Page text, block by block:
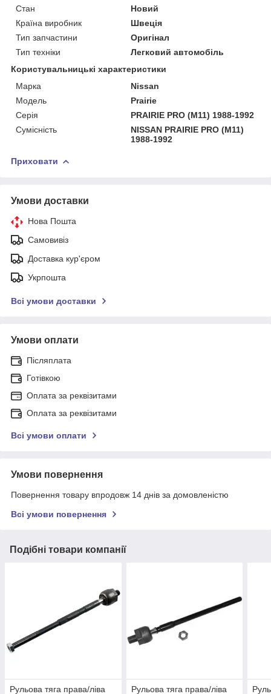
Стан
Новий
Країна виробник
Швеція
Тип запчастини
Оригінал
Тип техніки
Легковий автомобіль
Користувальницькі характеристики
Марка
Nissan
Мoдель
Prairie
Серія
PRAIRIE PRO (M11) 1988-1992
Сумісність
NISSAN PRAIRIE PRO (M11)
1988-1992
Приховати
Умови доставки
Нова Пошта
Самовивіз
Доставка кур'єром
Укрпошта
Всі умови доставки
Умови оплати
Післяплата
Готівкою
Оплата за реквізитами
Оплата за реквізитами
Всі умови оплати
Умови повернення
Повернення товару впродовж 14 днів за домовленістю
Всі умови повернення
Подібні товари компанії
Рульова тяга права/ліва
Рульова тяга права/ліва